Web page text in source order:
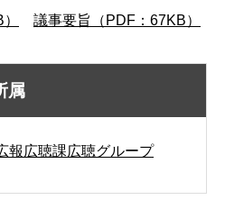
議事要旨（PDF：67KB）
属
報広聴課広聴グループ